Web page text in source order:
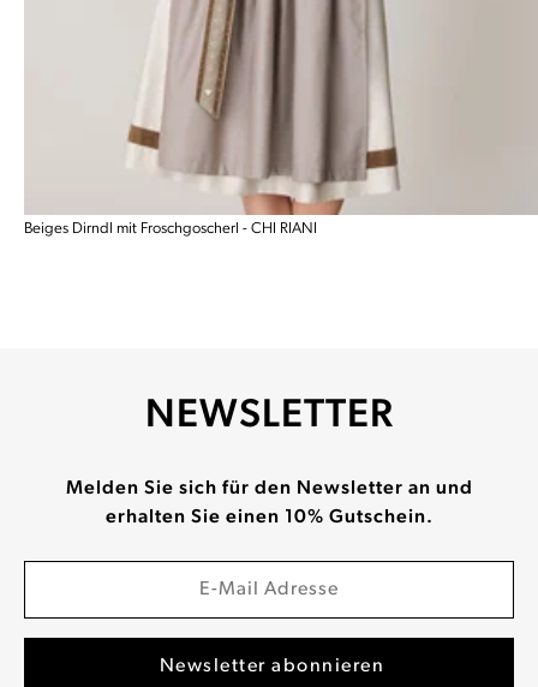
Beiges Dirndl mit Froschgoscherl - CHI RIANI
NEWSLETTER
Melden Sie sich für den Newsletter an und
erhalten Sie einen 10% Gutschein.